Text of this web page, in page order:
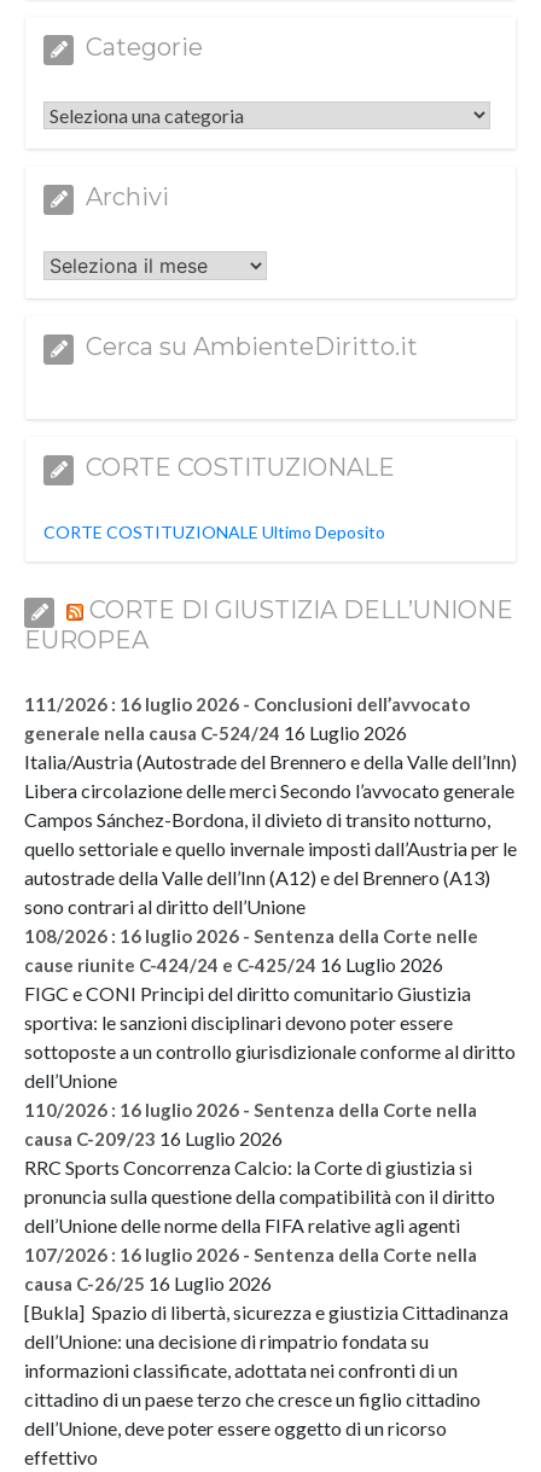
Categorie
Categorie
Archivi
Archivi
Cerca su AmbienteDiritto.it
CORTE COSTITUZIONALE
CORTE COSTITUZIONALE Ultimo Deposito
CORTE DI GIUSTIZIA DELL’UNIONE
EUROPEA
111/2026 : 16 luglio 2026 - Conclusioni dell’avvocato
generale nella causa C-524/24 16 Luglio 2026
Italia/Austria (Autostrade del Brennero e della Valle dell’Inn)
Libera circolazione delle merci Secondo l’avvocato generale
Campos Sánchez-Bordona, il divieto di transito notturno,
quello settoriale e quello invernale imposti dall’Austria per le
autostrade della Valle dell’Inn (A12) e del Brennero (A13)
sono contrari al diritto dell’Unione
108/2026 : 16 luglio 2026 - Sentenza della Corte nelle
cause riunite C-424/24 e C-425/24 16 Luglio 2026
FIGC e CONI Principi del diritto comunitario Giustizia
sportiva: le sanzioni disciplinari devono poter essere
sottoposte a un controllo giurisdizionale conforme al diritto
dell’Unione
110/2026 : 16 luglio 2026 - Sentenza della Corte nella
causa C-209/23 16 Luglio 2026
RRC Sports Concorrenza Calcio: la Corte di giustizia si
pronuncia sulla questione della compatibilità con il diritto
dell’Unione delle norme della FIFA relative agli agenti
107/2026 : 16 luglio 2026 - Sentenza della Corte nella
causa C-26/25 16 Luglio 2026
[Bukla] Spazio di libertà, sicurezza e giustizia Cittadinanza
dell’Unione: una decisione di rimpatrio fondata su
informazioni classificate, adottata nei confronti di un
cittadino di un paese terzo che cresce un figlio cittadino
dell’Unione, deve poter essere oggetto di un ricorso
effettivo